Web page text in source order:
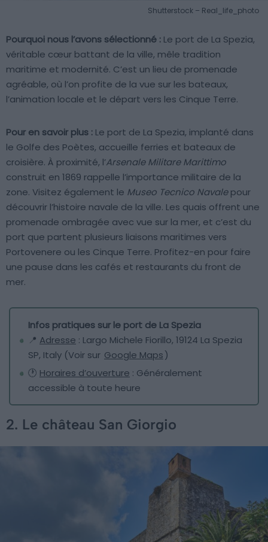
Shutterstock – Real_life_photo
Pourquoi nous l’avons sélectionné : Le port de La Spezia,
véritable cœur battant de la ville, mêle tradition
maritime et modernité. C’est un lieu de promenade
agréable, où l’on profite de la vue sur les bateaux,
l’animation locale et le départ vers les Cinque Terre.
Pour en savoir plus : Le port de La Spezia, implanté dans
le Golfe des Poètes, accueille ferries et bateaux de
croisière. À proximité, l’Arsenale Militare Marittimo
construit en 1869 rappelle l’importance militaire de la
zone. Visitez également le Museo Tecnico Navalepour
découvrir l’histoire navale de la ville. Les quais offrent une
promenade ombragée avec vue sur la mer, et c’est du
port que partent plusieurs liaisons maritimes vers
Portovenere ou les Cinque Terre. Profitez-en pour faire
une pause dans les cafés et restaurants du front de
mer.
Infos pratiques sur le port de La Spezia
📍 Adresse : Largo Michele Fiorillo, 19124 La Spezia
SP, Italy (Voir sur Google Maps)
🕐 Horaires d’ouverture : Généralement
accessible à toute heure
2. Le château San Giorgio